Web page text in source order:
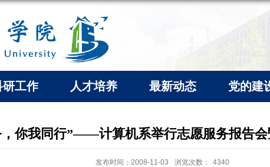
研工作 人才培养 最新动态 党的建
，你我同行”——计算机系举行志愿服务报告
发布时间：2008-11-03 浏览次数： 4340